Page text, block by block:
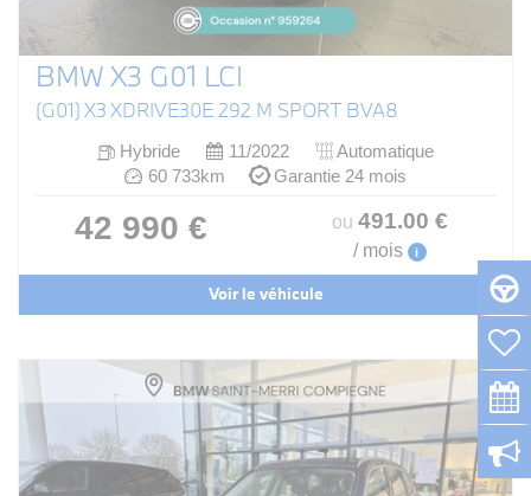
BMW X3 G01 LCI
(G01) X3 XDRIVE30E 292 M SPORT BVA8
Hybride 11/2022
Automatique
60 733km
Garantie 24 mois
42 990 € ou 491.00 €
/ mois i
Voir le véhicule